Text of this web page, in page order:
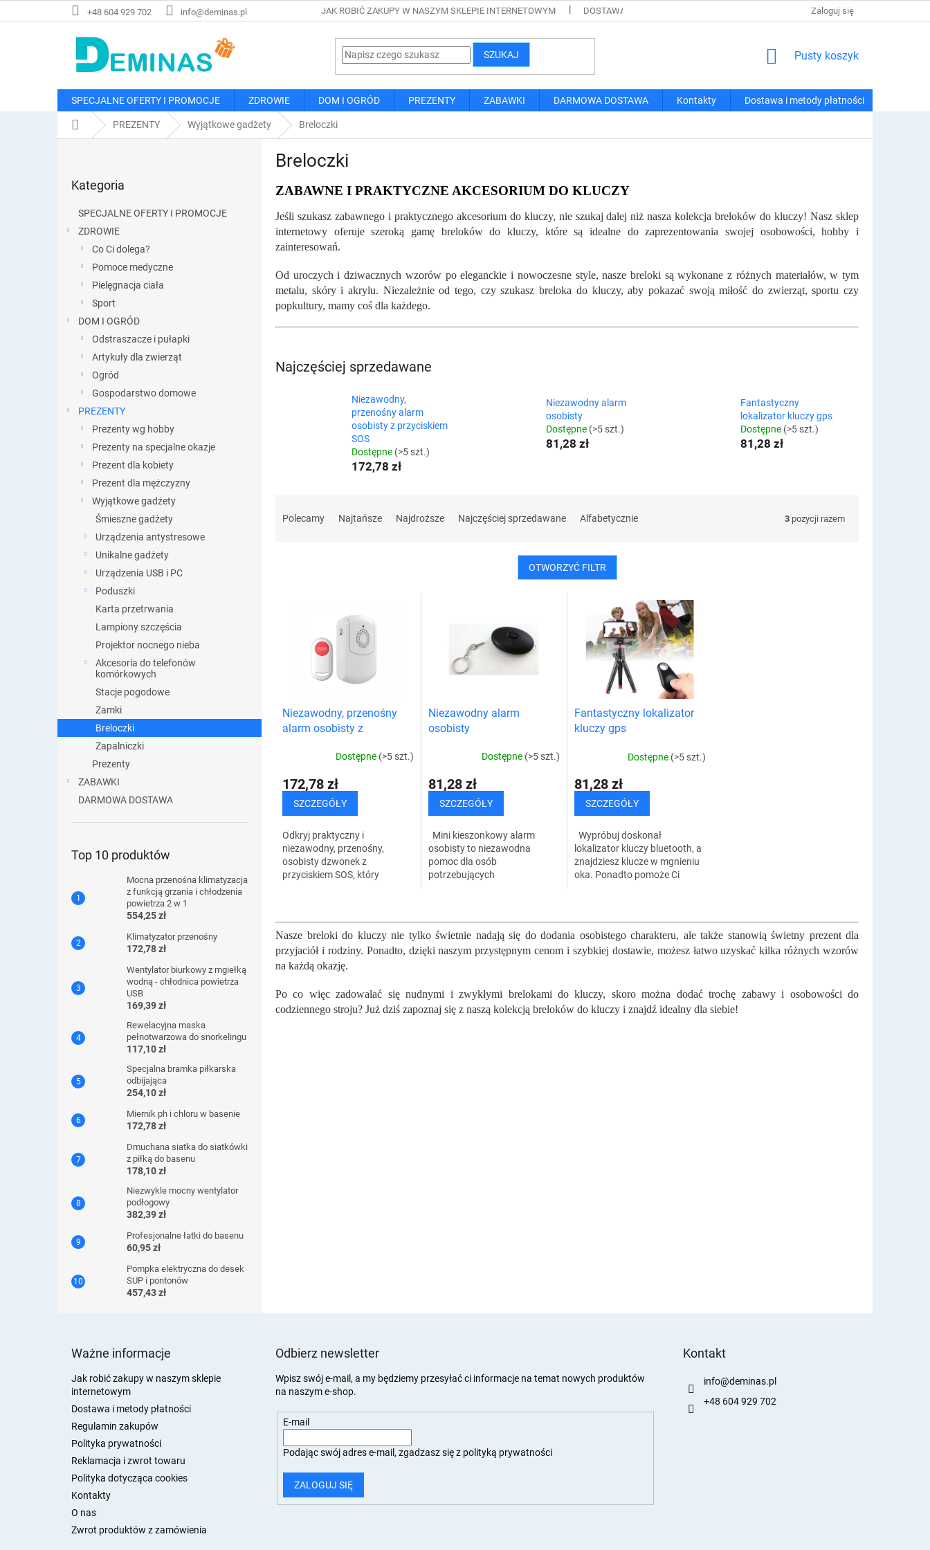
do
+48 604 929 702 info@deminas.pl JAK ROBIĆ ZAKUPY W NASZYM SKLEPIE INTERNETOWYM DOSTAWA I METODY PŁATNOŚCI REGULAMIN ZAKUPÓW
Zaloguj się
SZUKAJ KOSZYK
Pusty koszyk
SPECJALNE OFERTY I PROMOCJE ZDROWIE DOM I OGRÓD PREZENTY ZABAWKI DARMOWA DOSTAWA Kontakty Dostawa i metody płatności
Home PREZENTY Wyjątkowe gadżety Breloczki
kategorie
Kategoria
SPECJALNE OFERTY I PROMOCJE
ZDROWIE
Co Ci dolega?
Pomoce medyczne
Pielęgnacja ciała
Sport
DOM I OGRÓD
Odstraszacze i pułapki
Artykuły dla zwierząt
Ogród
Gospodarstwo domowe
PREZENTY
Prezenty wg hobby
Prezenty na specjalne okazje
Prezent dla kobiety
Prezent dla mężczyzny
Wyjątkowe gadżety
Śmieszne gadżety
Urządzenia antystresowe
Unikalne gadżety
Urządzenia USB i PC
Poduszki
Karta przetrwania
Lampiony szczęścia
Projektor nocnego nieba
Akcesoria do telefonów
komórkowych
Stacje pogodowe
Zamki
Breloczki
Zapalniczki
Prezenty
ZABAWKI
DARMOWA DOSTAWA
Top 10 produktów
Mocna przenośna klimatyzacja
z funkcją grzania i chłodzenia
powietrza 2 w 1
554,25 zł
Klimatyzator przenośny
172,78 zł
Wentylator biurkowy z mgiełką
wodną - chłodnica powietrza
USB
169,39 zł
Rewelacyjna maska ​​
pełnotwarzowa do snorkelingu
117,10 zł
Specjalna bramka piłkarska
odbijająca
254,10 zł
Miernik ph i chloru w basenie
172,78 zł
Dmuchana siatka do siatkówki
z piłką do basenu
178,10 zł
Niezwykle mocny wentylator
podłogowy
382,39 zł
Profesjonalne łatki do basenu
60,95 zł
Pompka elektryczna do desek
SUP i pontonów
457,43 zł
Breloczki
ZABAWNE I PRAKTYCZNE AKCESORIUM DO KLUCZY
Jeśli szukasz zabawnego i praktycznego akcesorium do kluczy, nie szukaj dalej niż nasza kolekcja breloków do kluczy! Nasz sklep
internetowy oferuje szeroką gamę breloków do kluczy, które są idealne do zaprezentowania swojej osobowości, hobby i
zainteresowań.
Od uroczych i dziwacznych wzorów po eleganckie i nowoczesne style, nasze breloki są wykonane z różnych materiałów, w tym
metalu, skóry i akrylu. Niezależnie od tego, czy szukasz breloka do kluczy, aby pokazać swoją miłość do zwierząt, sportu czy
popkultury, mamy coś dla każdego.
Najczęściej sprzedawane
Niezawodny,
przenośny alarm
osobisty z przyciskiem
SOS
Dostępne (>5 szt.)
172,78 zł
Niezawodny alarm
osobisty
Dostępne (>5 szt.)
81,28 zł
Fantastyczny
lokalizator kluczy gps
Dostępne (>5 szt.)
81,28 zł
w
Polecamy Najtańsze Najdroższe Najczęściej sprzedawane Alfabetycznie 3 pozycji razem
OTWORZYĆ FILTR
Niezawodny, przenośny
alarm osobisty z
Dostępne (>5 szt.)
172,78 zł
SZCZEGÓŁY
Odkryj praktyczny i
niezawodny, przenośny,
osobisty dzwonek z
przyciskiem SOS, który
Niezawodny alarm
osobisty
Dostępne (>5 szt.)
81,28 zł
SZCZEGÓŁY
Mini kieszonkowy alarm
osobisty to niezawodna
pomoc dla osób
potrzebujących
Fantastyczny lokalizator
kluczy gps
Dostępne (>5 szt.)
81,28 zł
SZCZEGÓŁY
Wypróbuj doskonał
lokalizator kluczy bluetooth, a
znajdziesz klucze w mgnieniu
oka. Ponadto pomoże Ci
o
n
t
k
i
Nasze breloki do kluczy nie tylko świetnie nadają się do dodania osobistego charakteru, ale także stanowią świetny prezent dla
przyjaciół i rodziny. Ponadto, dzięki naszym przystępnym cenom i szybkiej dostawie, możesz łatwo uzyskać kilka różnych wzorów
na każdą okazję.
Po co więc zadowalać się nudnymi i zwykłymi brelokami do kluczy, skoro można dodać trochę zabawy i osobowości do
codziennego stroju? Już dziś zapoznaj się z naszą kolekcją breloków do kluczy i znajdź idealny dla siebie!
Ważne informacje
Jak robić zakupy w naszym sklepie
internetowym
Dostawa i metody płatności
Regulamin zakupów
Polityka prywatności
Reklamacja i zwrot towaru
Polityka dotycząca cookies
Kontakty
O nas
Zwrot produktów z zamówienia
Odbierz newsletter
Wpisz swój e-mail, a my będziemy przesyłać ci informacje na temat nowych produktów
na naszym e-shop.
E-mail
Podając swój adres e-mail, zgadzasz się z polityką prywatności
ZALOGUJ SIĘ
Kontakt
info@deminas.pl
+48 604 929 702